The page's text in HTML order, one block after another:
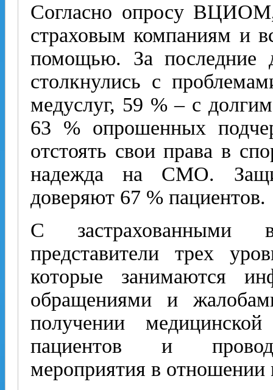
Согласно опросу
страховым компаниям и
помощью. За последние
столкнулись с
медуслуг, 59 % – с
63 % опрошенных
отстоять свои права в
надежда на СМО.
доверяют 67 % пациентов.
С застрахованными
представители трех
которые занимаются
обращениями и
получении
пациентов и
мероприятия в отношении